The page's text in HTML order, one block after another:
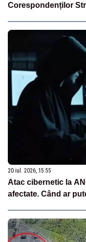
Corespondenților
20 iul. 2026, 15:55
Atac cibernetic la
afectate. Când ar